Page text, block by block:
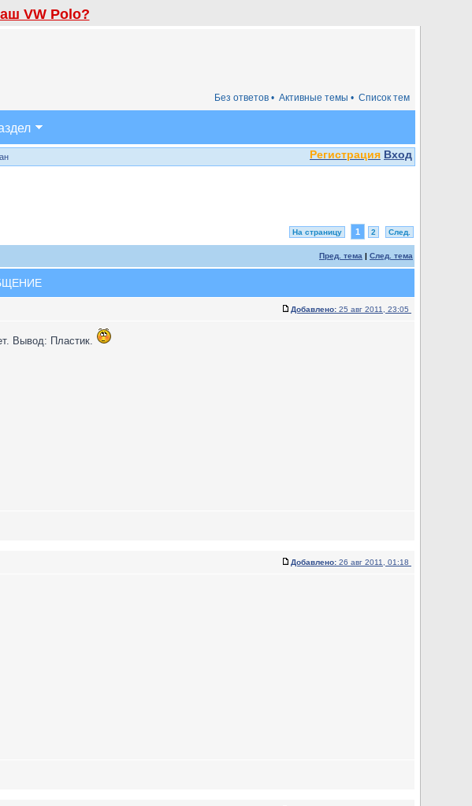
VW Polo?
Список тем
Активные темы •
Без ответов •
Регистрация Вход
На страницу 1 2 След.
Пред. тема | След. тема
Добавлено: 25 авг 2011, 23:05
Вывод: Пластик.
Добавлено: 26 авг 2011, 01:18